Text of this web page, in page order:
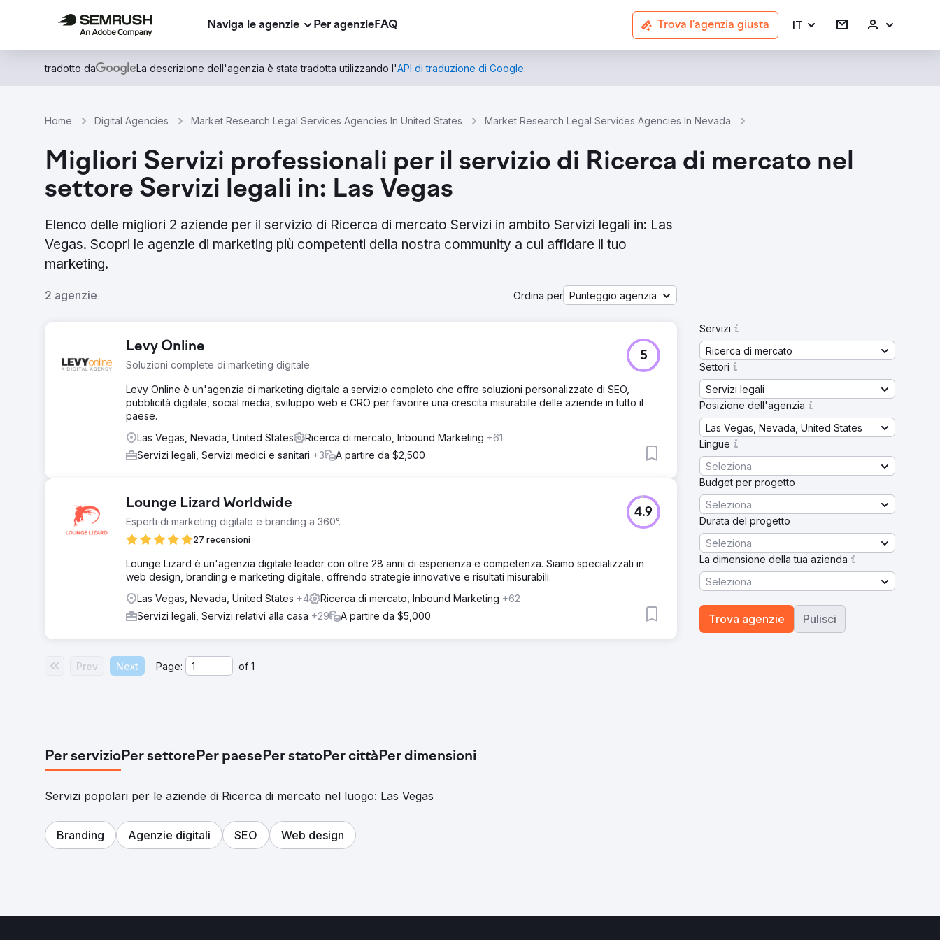
Naviga le agenzie Per agenzieFAQ Trova l'agenzia giusta IT
tradotto da La descrizione dell'agenzia è stata tradotta utilizzando l'API di traduzione di Google.
Home Digital Agencies Market Research Legal Services Agencies In United States Market Research Legal Services Agencies In Nevada
Migliori Servizi professionali per il servizio di Ricerca di mercato nel
settore Servizi legali in: Las Vegas
Elenco delle migliori 2 aziende per il servizio di Ricerca di mercato Servizi in ambito Servizi legali in: Las
Vegas. Scopri le agenzie di marketing più competenti della nostra community a cui affidare il tuo
marketing.
2 agenzie Ordina per Punteggio agenzia
Levy Online
Soluzioni complete di marketing digitale
5
Levy Online è un'agenzia di marketing digitale a servizio completo che offre soluzioni personalizzate di SEO,
pubblicità digitale, social media, sviluppo web e CRO per favorire una crescita misurabile delle aziende in tutto il
paese.
Las Vegas, Nevada, United States
Ricerca di mercato, Inbound Marketing +61
Servizi legali, Servizi medici e sanitari +3 A partire da $2,500
Lounge Lizard Worldwide
Esperti di marketing digitale e branding a 360°.
27 recensioni
4.9
Lounge Lizard è un'agenzia digitale leader con oltre 28 anni di esperienza e competenza. Siamo specializzati in
web design, branding e marketing digitale, offrendo strategie innovative e risultati misurabili.
Las Vegas, Nevada, United States +4 Ricerca di mercato, Inbound Marketing +62
Servizi legali, Servizi relativi alla casa +29 A partire da $5,000
Servizi
Ricerca di mercato
Settori
Servizi legali
Posizione dell'agenzia
Las Vegas, Nevada, United States
Lingue
Seleziona
Budget per progetto
Seleziona
Durata del progetto
Seleziona
La dimensione della tua azienda
Seleziona
Trova agenzie Pulisci
Prev Next Page: of 1
Per servizioPer settorePer paesePer statoPer cittàPer dimensioni
Servizi popolari per le aziende di Ricerca di mercato nel luogo: Las Vegas
Branding Agenzie digitali SEO Web design